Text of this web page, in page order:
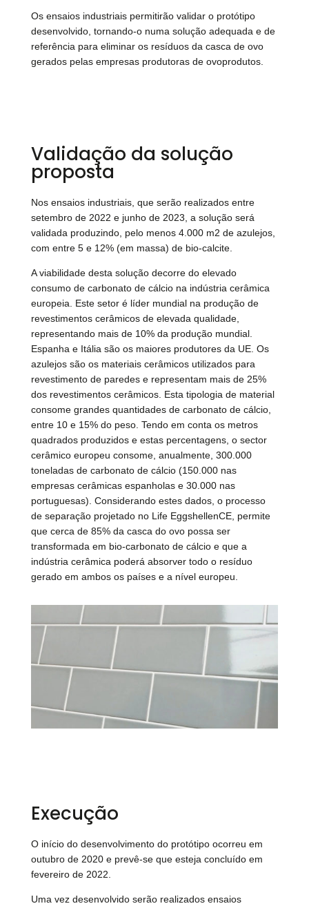
Os ensaios industriais permitirão validar o protótipo
desenvolvido, tornando-o numa solução adequada e de
referência para eliminar os resíduos da casca de ovo
gerados pelas empresas produtoras de ovoprodutos.
Validação da solução
proposta
Nos ensaios industriais, que serão realizados entre
setembro de 2022 e junho de 2023, a solução será
validada produzindo, pelo menos 4.000 m2 de azulejos,
com entre 5 e 12% (em massa) de bio-calcite.
A viabilidade desta solução decorre do elevado
consumo de carbonato de cálcio na indústria cerâmica
europeia. Este setor é líder mundial na produção de
revestimentos cerâmicos de elevada qualidade,
representando mais de 10% da produção mundial.
Espanha e Itália são os maiores produtores da UE. Os
azulejos são os materiais cerâmicos utilizados para
revestimento de paredes e representam mais de 25%
dos revestimentos cerâmicos. Esta tipologia de material
consome grandes quantidades de carbonato de cálcio,
entre 10 e 15% do peso. Tendo em conta os metros
quadrados produzidos e estas percentagens, o sector
cerâmico europeu consome, anualmente, 300.000
toneladas de carbonato de cálcio (150.000 nas
empresas cerâmicas espanholas e 30.000 nas
portuguesas). Considerando estes dados, o processo
de separação projetado no Life EggshellenCE, permite
que cerca de 85% da casca do ovo possa ser
transformada em bio-carbonato de cálcio e que a
indústria cerâmica poderá absorver todo o resíduo
gerado em ambos os países e a nível europeu.
Execução
O início do desenvolvimento do protótipo ocorreu em
outubro de 2020 e prevê-se que esteja concluído em
fevereiro de 2022.
Uma vez desenvolvido serão realizados ensaios